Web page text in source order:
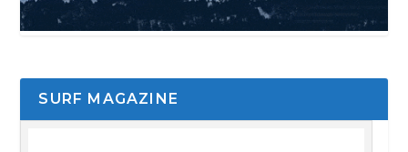
SURF MAGAZINE